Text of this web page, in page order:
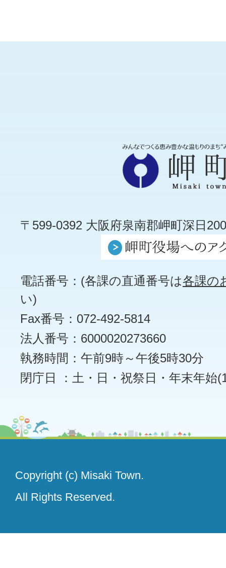
〒599-0392 大阪府泉南郡岬町深日
電話番号：(各課の直通番号は各課の
い)
Fax番号：072-492-5814
法人番号：6000020273660
執務時間：午前9時～午後5時30分
閉庁日 ：土・日・祝祭日・年末年始
Copyright (c) Misaki Town.
All Rights Reserved.